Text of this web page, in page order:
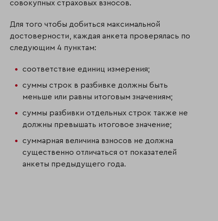
совокупных страховых взносов.
Для того чтобы добиться максимальной
достоверности, каждая анкета проверялась по
следующим 4 пунктам:
соответствие единиц измерения;
суммы строк в разбивке должны быть
меньше или равны итоговым значениям;
суммы разбивки отдельных строк также не
должны превышать итоговое значение;
суммарная величина взносов не должна
существенно отличаться от показателей
анкеты предыдущего года.